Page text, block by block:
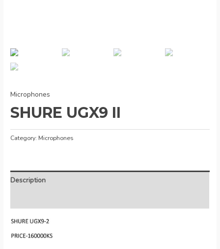
Microphones
SHURE UGX9 II
Category: Microphones
Description